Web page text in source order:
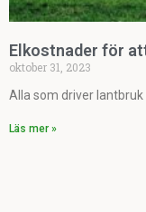
Elkostnader för
oktober 31, 2023
Alla som driver
Läs mer »